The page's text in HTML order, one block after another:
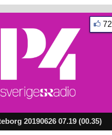
20190626 07.19 (00.35)